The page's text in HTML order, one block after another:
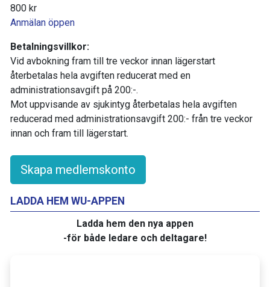
Skapa medlemskonto
LADDA HEM WU-APPEN
Ladda hem den nya appen
-för både ledare och deltagare!
800 kr
Anmälan öppen
Betalningsvillkor:
Vid avbokning fram till tre veckor innan lägerstart
återbetalas hela avgiften reducerat med en
administrationsavgift på 200:-.
Mot uppvisande av sjukintyg återbetalas hela avgiften
reducerad med administrationsavgift 200:- från tre veckor
innan och fram till lägerstart.